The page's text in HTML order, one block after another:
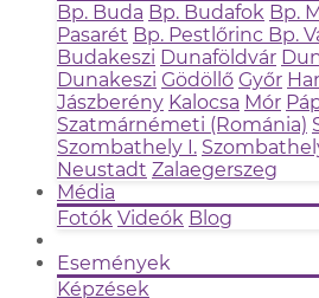
Bp. Buda Bp. Budafok Bp.
Pasarét Bp. Pestlőrinc Bp.
Budakeszi Dunaföldvár
Dunakeszi Gödöllő Győr
Jászberény Kalocsa Mór
Szatmárnémeti (Románia)
Szombathely I.
Neustadt Zalaegerszeg
Média
Fotók Videók Blog
Események
Képzések